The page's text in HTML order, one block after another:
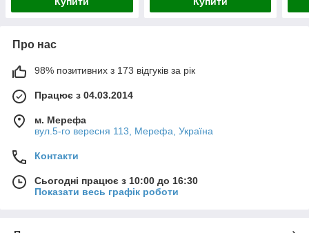
Про нас
98% позитивних з 173 відгуків за рік
Працює з 04.03.2014
м. Мерефа
вул.5-го вересня 113, Мерефа, Україна
Контакти
Сьогодні працює з 10:00 до 16:30
Показати весь графік роботи